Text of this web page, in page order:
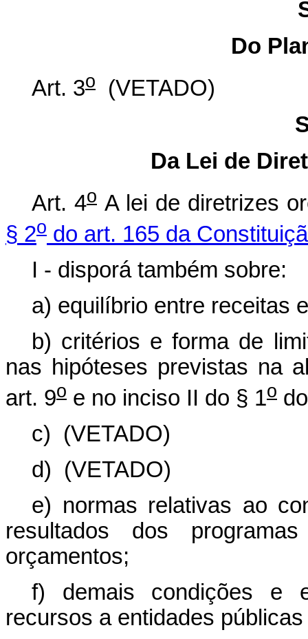
Do
Art. 3o
(VETADO)
Da Lei de
Art. 4o A lei de diretrizes
§ 2o do art. 165 da
I - disporá também sobre:
a) equilíbrio entre receitas
b) critérios e forma de
nas hipóteses previstas na
art. 9o e no inciso II do § 1o
c)
(VETADO)
d)
(VETADO)
e) normas relativas ao
resultados dos
orçamentos;
f) demais condições e
recursos a entidades